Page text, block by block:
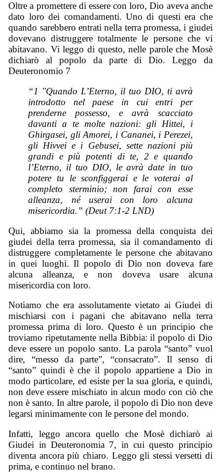
Oltre a promettere di essere con loro, Dio aveva anche
dato loro dei comandamenti. Uno di questi era che
quando sarebbero entrati nella terra promessa, i giudei
dovevano distruggere totalmente le persone che vi
abitavano. Vi leggo di questo, nelle parole che Mosè
dichiarò al popolo da parte di Dio. Leggo da
Deuteronomio 7
“1 "Quando L’Eterno, il tuo DIO, ti avrà
introdotto nel paese in cui entri per
prenderne possesso, e avrà scacciato
davanti a te molte nazioni: gli Hittei, i
Ghirgasei, gli Amorei, i Cananei, i Perezei,
gli Hivvei e i Gebusei, sette nazioni più
grandi e più potenti di te, 2 e quando
l’Eterno, il tuo DIO, le avrà date in tuo
potere tu le sconfiggerai e le voterai al
completo sterminio; non farai con esse
alleanza, né userai con loro alcuna
misericordia.” (Deut 7:1-2 LND)
Qui, abbiamo sia la promessa della conquista dei
giudei della terra promessa, sia il comandamento di
distruggere completamente le persone che abitavano
in quei luoghi. Il popolo di Dio non doveva fare
alcuna alleanza, e non doveva usare alcuna
misericordia con loro.
Notiamo che era assolutamente vietato ai Giudei di
mischiarsi con i pagani che abitavano nella terra
promessa prima di loro. Questo è un principio che
troviamo ripetutamente nella Bibbia: il popolo di Dio
deve essere un popolo santo. La parola “santo” vuol
dire, “messo da parte”, “consacrato”. Il senso di
“santo” quindi è che il popolo appartiene a Dio in
modo particolare, ed esiste per la sua gloria, e quindi,
non deve essere mischiato in alcun modo con ciò che
non è santo. In altre parole, il popolo di Dio non deve
legarsi minimamente con le persone del mondo.
Infatti, leggo ancora quello che Mosè dichiarò ai
Giudei in Deuteronomia 7, in cui questo principio
diventa ancora più chiaro. Leggo gli stessi versetti di
prima, e continuo nel brano.